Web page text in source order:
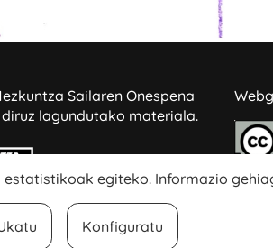
Sailaren Onespena
lagundutako materiala.
egiteko. Informazio
Konfiguratu